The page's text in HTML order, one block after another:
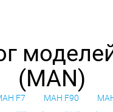
(MAN)
F7
МАН F90